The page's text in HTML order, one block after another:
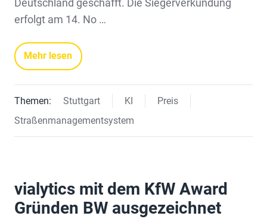
Deutschland geschafft. Die Siegerverkündung
erfolgt am 14. No …
Mehr lesen
Themen: Stuttgart KI
Preis
Straßenmanagementsystem
vialytics mit dem KfW Award
Gründen BW ausgezeichnet